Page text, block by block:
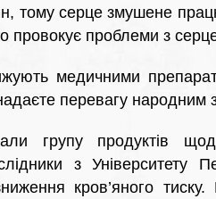
тому серце змушене
провокує проблеми з
медичними
надаєте перевагу народним
групу продуктів
з Університету
кров’яного